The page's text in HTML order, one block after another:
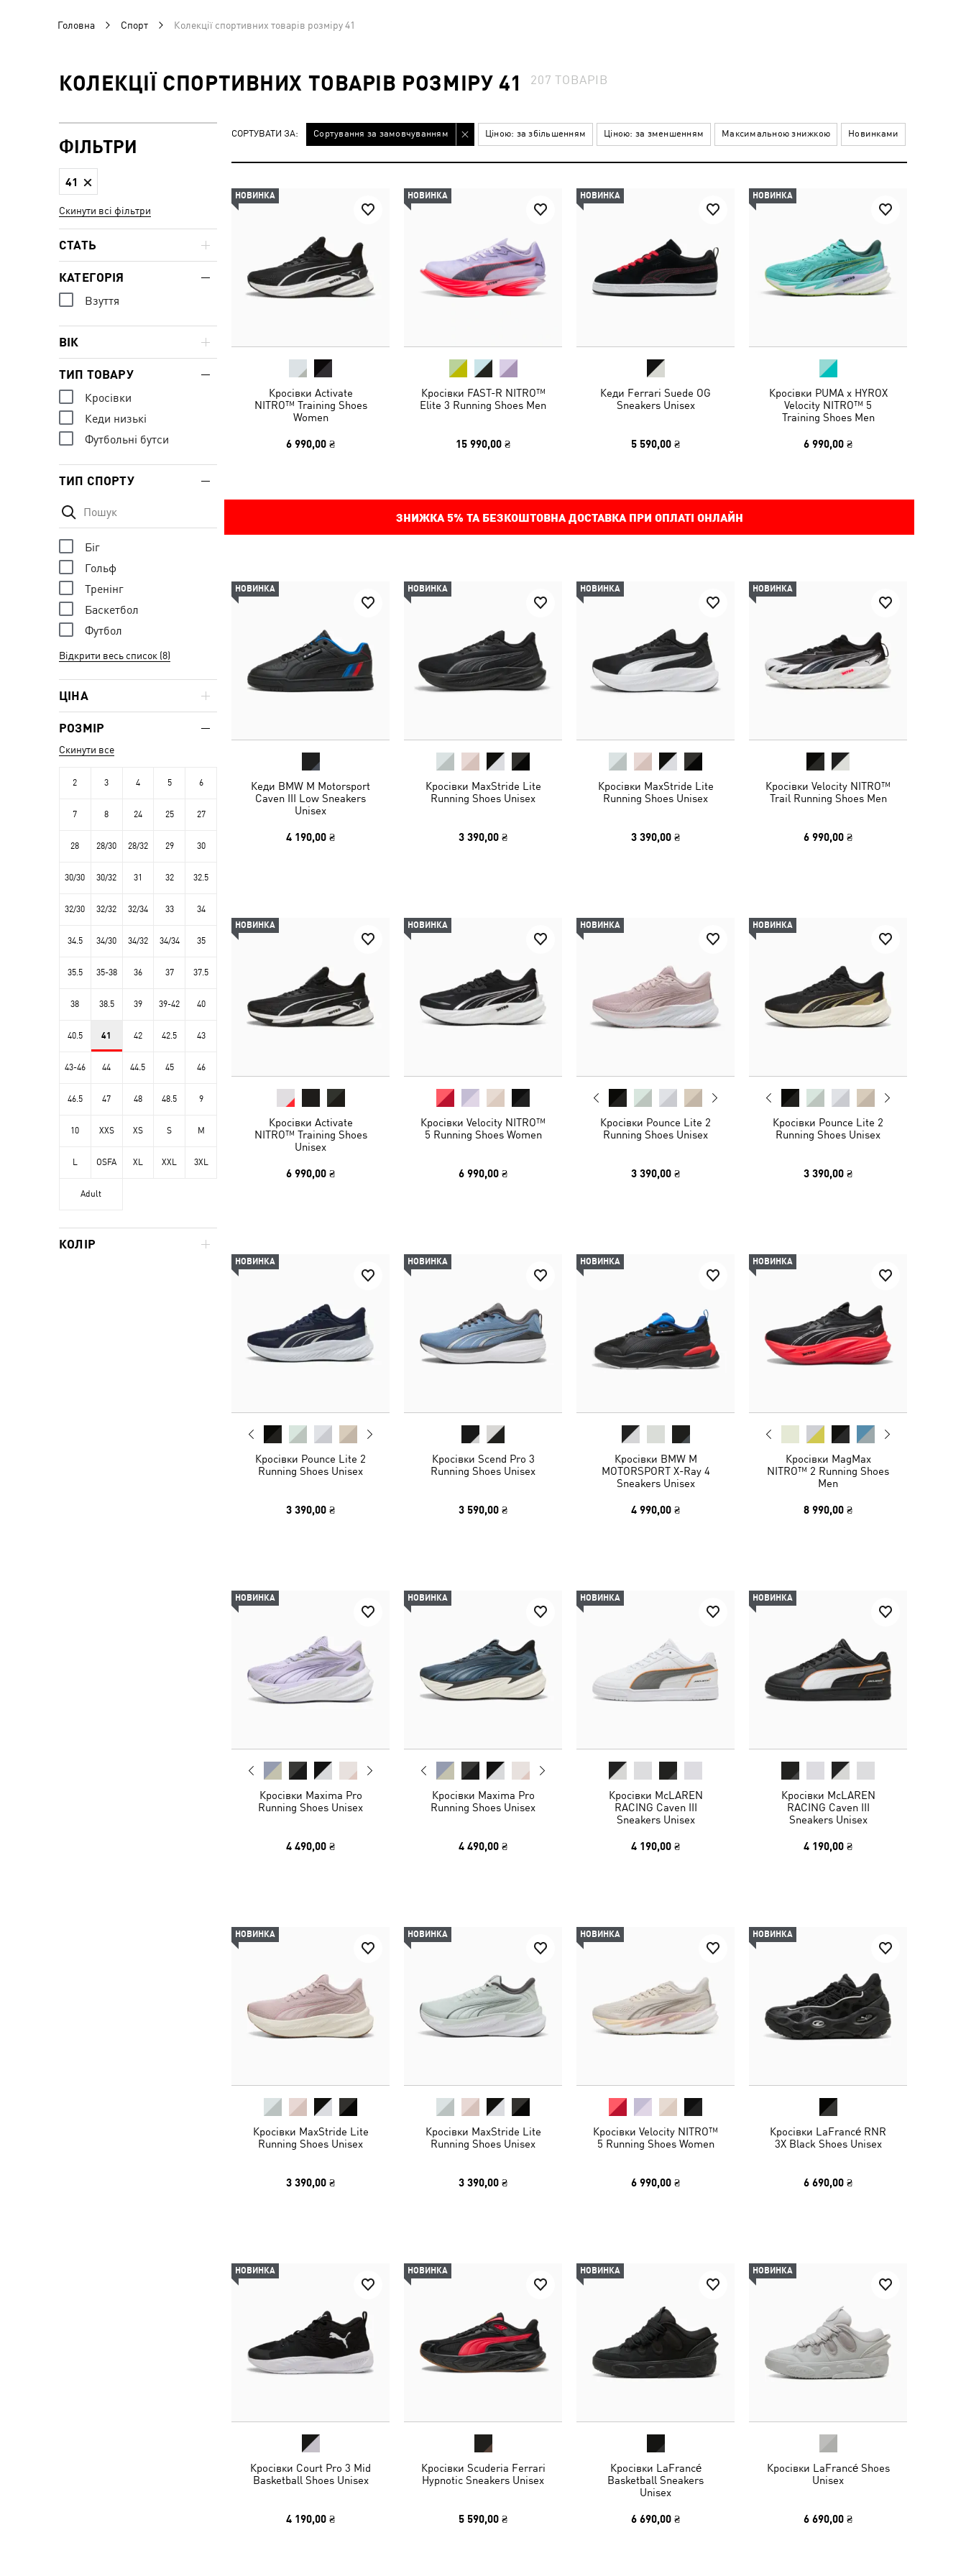
Головна Спорт Колекції спортивних товарів розміру 41
КОЛЕКЦІЇ СПОРТИВНИХ ТОВАРІВ РОЗМІРУ 41 207ТОВАРІВ
СОРТУВАТИ ЗА: Сортування за замовчуванням Ціною: за збільшенням Ціною: за зменшенням Максимальною знижкою Новинками
НОВИНКА
Кросівки Activate
NITRO™ Training Shoes
Women
6 990,00 ₴
НОВИНКА
Кросівки FAST-R NITRO™
Elite 3 Running Shoes Men
15 990,00 ₴
НОВИНКА
Кеди Ferrari Suede OG
Sneakers Unisex
5 590,00 ₴
НОВИНКА
Кросівки PUMA x HYROX
Velocity NITRO™ 5
Training Shoes Men
6 990,00 ₴
ЗНИЖКА 5% ТА БЕЗКОШТОВНА ДОСТАВКА ПРИ ОПЛАТІ ОНЛАЙН
НОВИНКА
Кеди BMW M Motorsport
Caven III Low Sneakers
Unisex
4 190,00 ₴
НОВИНКА
Кросівки MaxStride Lite
Running Shoes Unisex
3 390,00 ₴
НОВИНКА
Кросівки MaxStride Lite
Running Shoes Unisex
3 390,00 ₴
НОВИНКА
Кросівки Velocity NITRO™
Trail Running Shoes Men
6 990,00 ₴
НОВИНКА
Кросівки Activate
NITRO™ Training Shoes
Unisex
6 990,00 ₴
НОВИНКА
Кросівки Velocity NITRO™
5 Running Shoes Women
6 990,00 ₴
НОВИНКА
Кросівки Pounce Lite 2
Running Shoes Unisex
3 390,00 ₴
НОВИНКА
Кросівки Pounce Lite 2
Running Shoes Unisex
3 390,00 ₴
НОВИНКА
Кросівки Pounce Lite 2
Running Shoes Unisex
3 390,00 ₴
НОВИНКА
Кросівки Scend Pro 3
Running Shoes Unisex
3 590,00 ₴
НОВИНКА
Кросівки BMW M
MOTORSPORT X-Ray 4
Sneakers Unisex
4 990,00 ₴
НОВИНКА
Кросівки MagMax
NITRO™ 2 Running Shoes
Men
8 990,00 ₴
НОВИНКА
Кросівки Maxima Pro
Running Shoes Unisex
4 490,00 ₴
НОВИНКА
Кросівки Maxima Pro
Running Shoes Unisex
4 490,00 ₴
НОВИНКА
Кросівки McLAREN
RACING Caven III
Sneakers Unisex
4 190,00 ₴
НОВИНКА
Кросівки McLAREN
RACING Caven III
Sneakers Unisex
4 190,00 ₴
НОВИНКА
Кросівки MaxStride Lite
Running Shoes Unisex
3 390,00 ₴
НОВИНКА
Кросівки MaxStride Lite
Running Shoes Unisex
3 390,00 ₴
НОВИНКА
Кросівки Velocity NITRO™
5 Running Shoes Women
6 990,00 ₴
НОВИНКА
Кросівки LaFrancé RNR
3X Black Shoes Unisex
6 690,00 ₴
НОВИНКА
Кросівки Court Pro 3 Mid
Basketball Shoes Unisex
4 190,00 ₴
НОВИНКА
Кросівки Scuderia Ferrari
Hypnotic Sneakers Unisex
5 590,00 ₴
НОВИНКА
Кросівки LaFrancé
Basketball Sneakers
Unisex
6 690,00 ₴
НОВИНКА
Кросівки LaFrancé Shoes
Unisex
6 690,00 ₴
ФІЛЬТРИ
41
Скинути всі фільтри
СТАТЬ
КАТЕГОРІЯ
Взуття
ВІК
ТИП ТОВАРУ
Кросівки
Кеди низькі
Футбольні бутси
ТИП СПОРТУ
Біг
Гольф
Тренінг
Баскетбол
Футбол
Відкрити весь список (8)
ЦІНА
РОЗМІР
Скинути все
2 3 4 5 6
7 8 24 25 27
28 28/30 28/32 29 30
30/30 30/32 31 32 32.5
32/30 32/32 32/34 33 34
34.5 34/30 34/32 34/34 35
35.5 35-38 36 37 37.5
38 38.5 39 39-42 40
40.5 41 42 42.5 43
43-46 44 44.5 45 46
46.5 47 48 48.5 9
10 XXS XS S M
L OSFA XL XXL 3XL
Adult
КОЛІР